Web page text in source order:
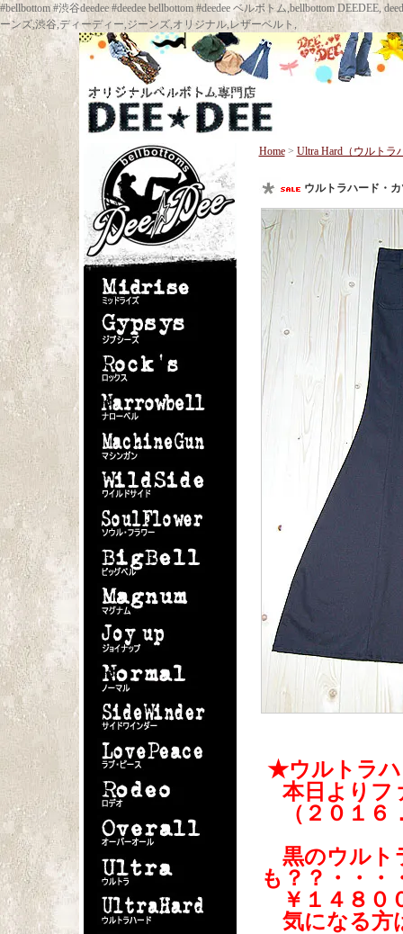
#bellbottom #渋谷deedee #deedee bellbottom #deedee ベルボトム,bellbottom
ーンズ,渋谷,ディーディー,ジーンズ,オリジナル,レザーベルト,
Home> Ultra Hard（ウルトラ
ウルトラハード・
★ウルトラハ
本日よりフ
（２０１６
黒のウルト
も？？・・・
￥１４８０
気になる